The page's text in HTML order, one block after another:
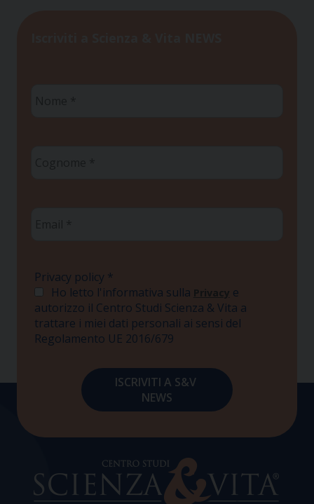
Privacy policy *
Ho letto l'informativa sulla Privacy e
autorizzo il Centro Studi Scienza & Vita a
trattare i miei dati personali ai sensi del
Regolamento UE 2016/679